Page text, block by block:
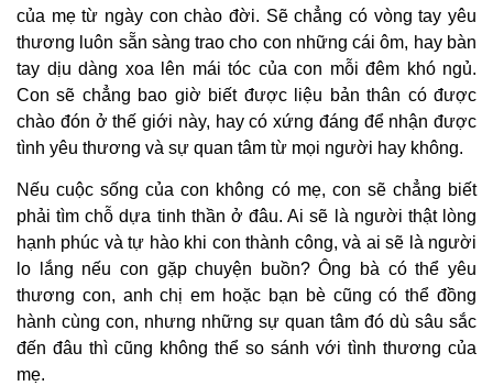
của mẹ từ ngày con chào đời. Sẽ chẳng có vòng tay yêu
thương luôn sẵn sàng trao cho con những cái ôm, hay bàn
tay dịu dàng xoa lên mái tóc của con mỗi đêm khó ngủ.
Con sẽ chẳng bao giờ biết được liệu bản thân có được
chào đón ở thế giới này, hay có xứng đáng để nhận được
tình yêu thương và sự quan tâm từ mọi người hay không.
Nếu cuộc sống của con không có mẹ, con sẽ chẳng biết
phải tìm chỗ dựa tinh thần ở đâu. Ai sẽ là người thật lòng
hạnh phúc và tự hào khi con thành công, và ai sẽ là người
lo lắng nếu con gặp chuyện buồn? Ông bà có thể yêu
thương con, anh chị em hoặc bạn bè cũng có thể đồng
hành cùng con, nhưng những sự quan tâm đó dù sâu sắc
đến đâu thì cũng không thể so sánh với tình thương của
mẹ.